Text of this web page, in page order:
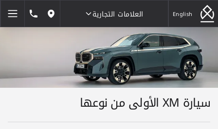
English
العلامات التجارية
العلامات التجارية
مواقعنا
سيارة XM الأولى من نوعها